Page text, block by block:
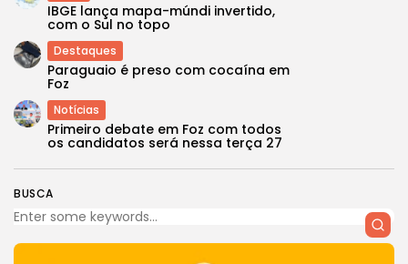
BUSCA
IBGE lança mapa-múndi invertido,
com o Sul no topo
Destaques
Paraguaio é preso com cocaína em
Foz
Notícias
Primeiro debate em Foz com todos
os candidatos será nessa terça 27